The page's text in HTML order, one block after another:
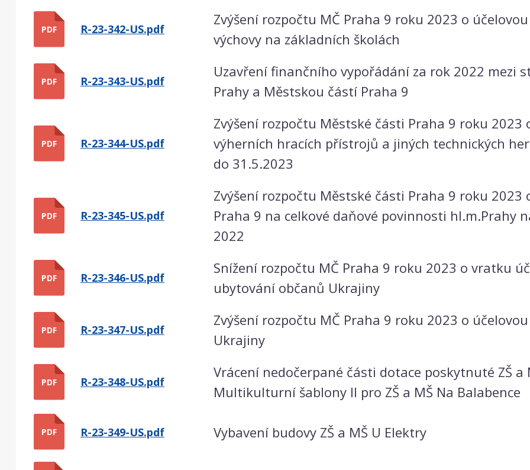
PDF R-23-342-US.pdf
Zvýšení rozpočtu MČ Praha 9 roku 2023 o
výchovy na základních školách
PDF R-23-343-US.pdf
Uzavření finančního vypořádání za rok 2022 mezi
Prahy a Městskou částí Praha 9
PDF R-23-344-US.pdf
Zvýšení rozpočtu Městské části Praha 9 roku 2023
výherních hracích přístrojů a jiných technických
do 31.5.2023
PDF R-23-345-US.pdf
Zvýšení rozpočtu Městské části Praha 9 roku
Praha 9 na celkové daňové povinnosti hl.m.Prahy
2022
PDF R-23-346-US.pdf
Snížení rozpočtu MČ Praha 9 roku 2023 o vratku
ubytování občanů Ukrajiny
PDF R-23-347-US.pdf
Zvýšení rozpočtu MČ Praha 9 roku 2023 o
Ukrajiny
PDF R-23-348-US.pdf
Vrácení nedočerpané části dotace poskytnuté ZŠ a
Multikulturní šablony II pro ZŠ a MŠ Na Balabence
PDF R-23-349-US.pdf Vybavení budovy ZŠ a MŠ U Elektry